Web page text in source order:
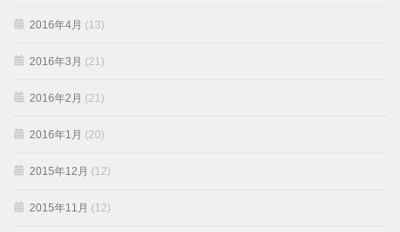
2016年4月 (13)
2016年3月 (21)
2016年2月 (21)
2016年1月 (20)
2015年12月 (12)
2015年11月 (12)